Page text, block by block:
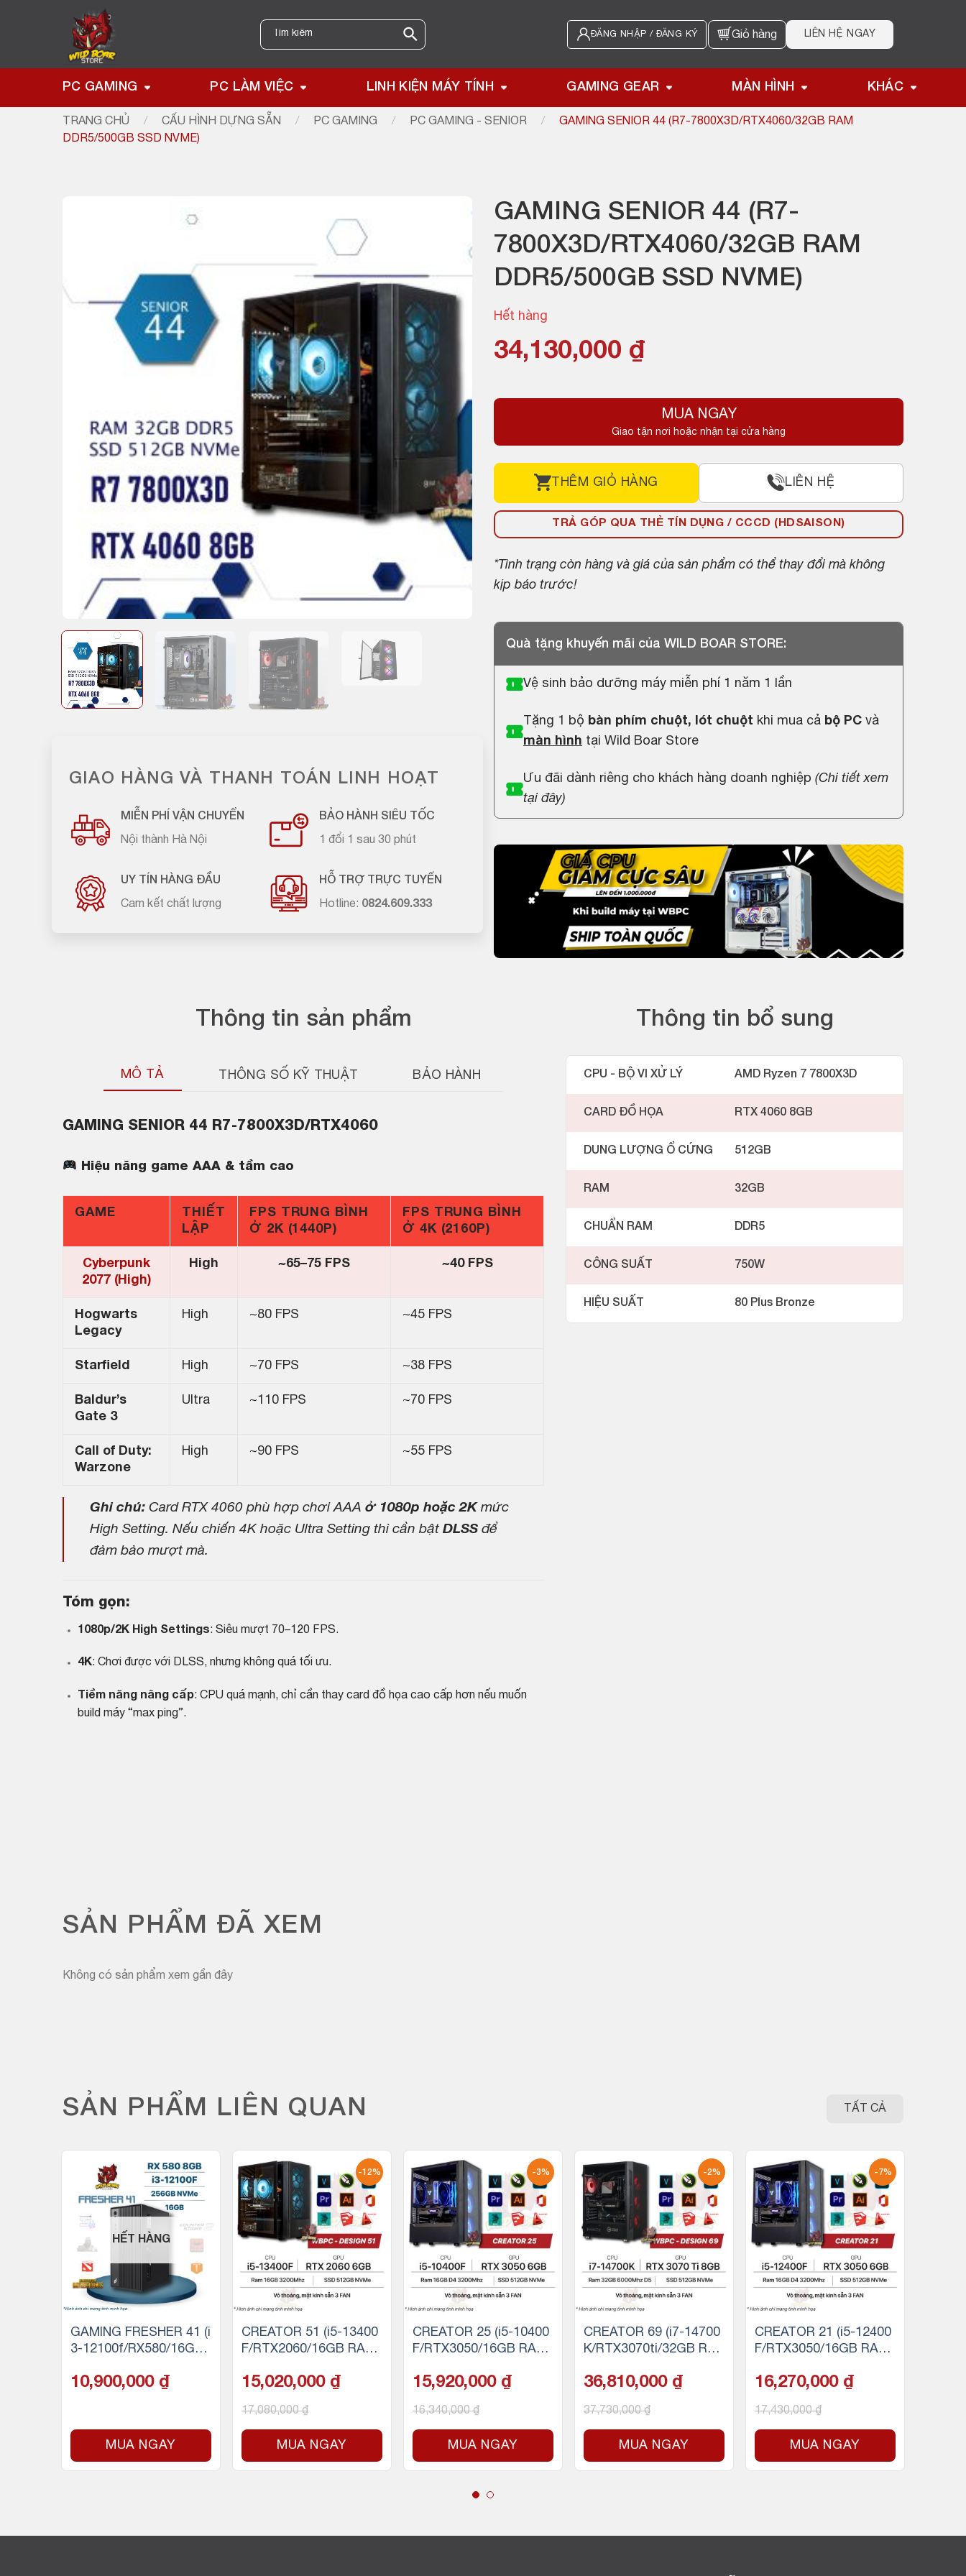
Tìm
kiếm:
ĐĂNG NHẬP / ĐĂNG KÝ Giỏ hàng LIÊN HỆ NGAY
PC GAMING PC LÀM VIỆC LINH KIỆN MÁY TÍNH GAMING GEAR MÀN HÌNH KHÁC
TRANG CHỦ / CẤU HÌNH DỰNG SẴN / PC GAMING / PC GAMING - SENIOR /
GAMING SENIOR 44 (R7-7800X3D/RTX4060/32GB RAM
DDR5/500GB SSD NVME)
GIAO HÀNG VÀ THANH TOÁN LINH HOẠT
MIỄN PHÍ VẬN CHUYỂN
Nội thành Hà Nội
BẢO HÀNH SIÊU TỐC
1 đổi 1 sau 30 phút
UY TÍN HÀNG ĐẦU
Cam kết chất lượng
HỖ TRỢ TRỰC TUYẾN
Hotline: 0824.609.333
GAMING SENIOR 44 (R7-
7800X3D/RTX4060/32GB RAM
DDR5/500GB SSD NVME)
Hết hàng
34,130,000 ₫
MUA NGAY
Giao tận nơi hoặc nhận tại cửa hàng
THÊM GIỎ HÀNG LIÊN HỆ
TRẢ GÓP QUA THẺ TÍN DỤNG / CCCD (HDSAISON)
*Tình trạng còn hàng và giá của sản phẩm có thể thay đổi mà không
kịp báo trước!
Quà tặng khuyến mãi của WILD BOAR STORE:
Vệ sinh bảo dưỡng máy miễn phí 1 năm 1 lần
Tặng 1 bộ bàn phím chuột, lót chuột khi mua cả bộ PC và
màn hình tại Wild Boar Store
Ưu đãi dành riêng cho khách hàng doanh nghiệp (Chi tiết xem
tại đây)
Thông tin sản phẩm
MÔ TẢ THÔNG SỐ KỸ THUẬT BẢO HÀNH
GAMING SENIOR 44 R7-7800X3D/RTX4060
Hiệu năng game AAA & tầm cao
GAME
THIẾT
LẬP
FPS TRUNG BÌNH
Ở 2K (1440P)
FPS TRUNG BÌNH
Ở 4K (2160P)
Cyberpunk
2077 (High)
High ~65–75 FPS ~40 FPS
Hogwarts
Legacy
High ~80 FPS ~45 FPS
Starfield High ~70 FPS ~38 FPS
Baldur’s
Gate 3
Ultra ~110 FPS ~70 FPS
Call of Duty:
Warzone
High ~90 FPS ~55 FPS
Ghi chú: Card RTX 4060 phù hợp chơi AAA ở 1080p hoặc 2K mức
High Setting. Nếu chiến 4K hoặc Ultra Setting thì cần bật DLSS để
đảm bảo mượt mà.
Tóm gọn:
1080p/2K High Settings: Siêu mượt 70–120 FPS.
4K: Chơi được với DLSS, nhưng không quá tối ưu.
Tiềm năng nâng cấp: CPU quá mạnh, chỉ cần thay card đồ họa cao cấp hơn nếu muốn
build máy “max ping”.
Thông tin bổ sung
CPU - BỘ VI XỬ LÝ AMD Ryzen 7 7800X3D
CARD ĐỒ HỌA RTX 4060 8GB
DUNG LƯỢNG Ổ CỨNG 512GB
RAM 32GB
CHUẨN RAM DDR5
CÔNG SUẤT 750W
HIỆU SUẤT 80 Plus Bronze
SẢN PHẨM ĐÃ XEM
Không có sản phẩm xem gần đây
SẢN PHẨM LIÊN QUAN TẤT CẢ
HẾT HÀNG
GAMING FRESHER 41 (i
3-12100f/RX580/16GB
10,900,000 ₫
MUA NGAY
-12%
CREATOR 51 (i5-13400
F/RTX2060/16GB RAM/
15,020,000 ₫
17,080,000₫
MUA NGAY
-3%
CREATOR 25 (i5-10400
F/RTX3050/16GB RAM/
15,920,000 ₫
16,340,000₫
MUA NGAY
-2%
CREATOR 69 (i7-14700
K/RTX3070ti/32GB RA
VMe)
36,810,000 ₫
37,730,000₫
MUA NGAY
-7%
CREATOR 21 (i5-12400
F/RTX3050/16GB RAM/
16,270,000 ₫
17,430,000₫
MUA NGAY